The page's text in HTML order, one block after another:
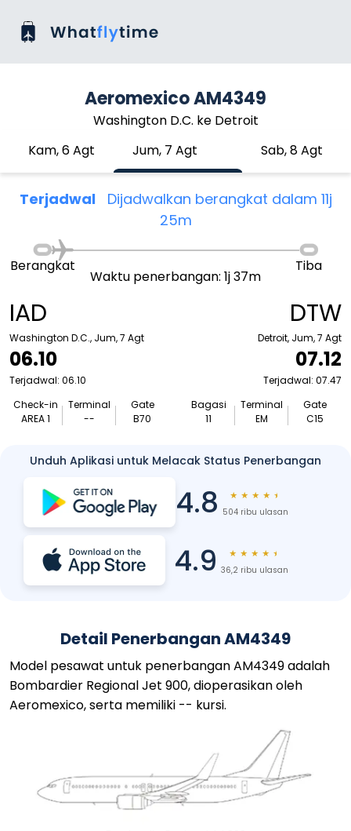
Aeromexico AM4349
Washington D.C. ke Detroit
Kam, 6 Agt
Jum, 7 Agt Sab, 8 Agt
Terjadwal
Dijadwalkan berangkat dalam 11j
25m
IAD
Washington D.C., Jum, 7 Agt
06.10
Terjadwal: 06.10
Check-in
AREA 1
Terminal
--
Gate
B70
Berangkat
Waktu penerbangan: 1j 37m
Tiba
DTW
Detroit, Jum, 7 Agt
07.12
Terjadwal: 07.47
Bagasi
11
Terminal
EM
Gate
C15
Unduh Aplikasi untuk Melacak Status Penerbangan
4.8 ★ ★ ★ ★ ★
504 ribu ulasan
4.9 ★ ★ ★ ★ ★
36,2 ribu ulasan
Detail Penerbangan AM4349
Model pesawat untuk penerbangan AM4349 adalah
Bombardier Regional Jet 900, dioperasikan oleh
Aeromexico, serta memiliki -- kursi.